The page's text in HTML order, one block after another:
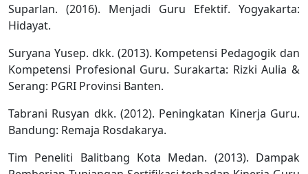
Suparlan. (2016). Menjadi Guru Efektif. Yogyakarta:
Hidayat.
Suryana Yusep. dkk. (2013). Kompetensi Pedagogik dan
Kompetensi Profesional Guru. Surakarta: Rizki Aulia &
Serang: PGRI Provinsi Banten.
Tabrani Rusyan dkk. (2012). Peningkatan Kinerja Guru.
Bandung: Remaja Rosdakarya.
Tim Peneliti Balitbang Kota Medan. (2013). Dampak